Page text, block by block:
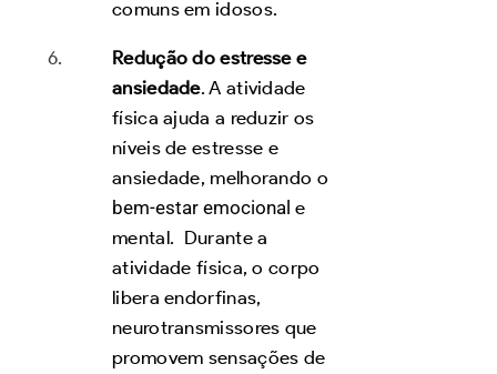
comuns em idosos.
Redução do estresse e
ansiedade. A atividade
física ajuda a reduzir os
níveis de estresse e
ansiedade, melhorando o
bem-estar emocional e
mental. Durante a
atividade física, o corpo
libera endorfinas,
neurotransmissores que
promovem sensações de